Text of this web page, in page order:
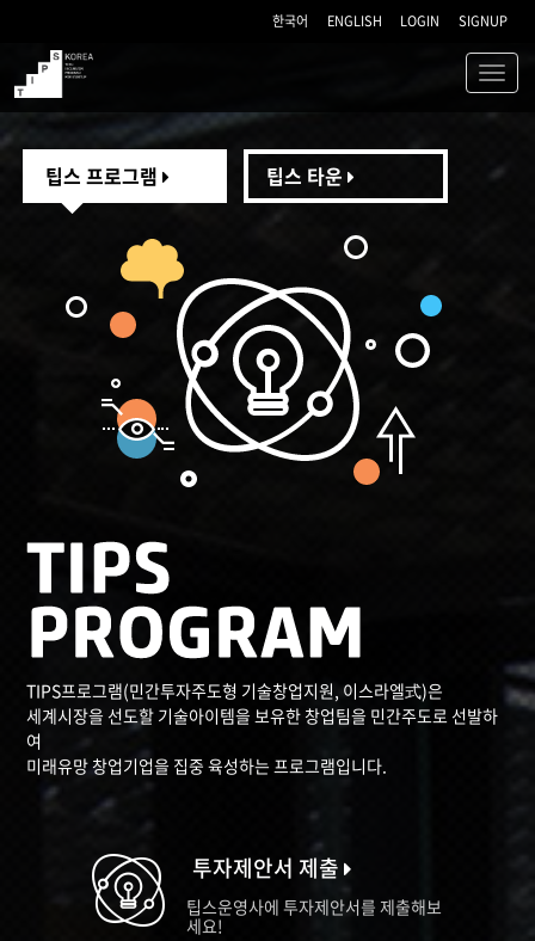
한국어 ENGLISH LOGIN SIGNUP
TIPS
팁스 프로그램 팁스 타운
TIPS프로그램(민간투자주도형 기술창업지원, 이스라엘式)은
세계시장을 선도할 기술아이템을 보유한 창업팀을 민간주도로 선발하
여
미래유망 창업기업을 집중 육성하는 프로그램입니다.
투자제안서 제출
팁스운영사에 투자제안서를 제출해보
세요!